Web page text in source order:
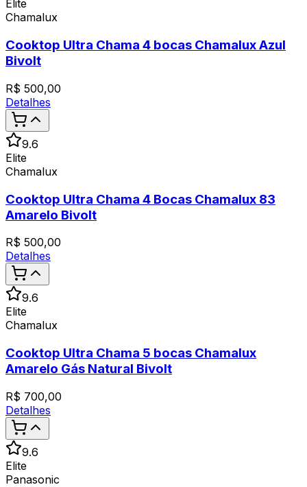
Elite
Chamalux
Cooktop Ultra Chama 4 bocas Chamalux Azul
Bivolt
R$ 500,00
Detalhes
9.6
Elite
Chamalux
Cooktop Ultra Chama 4 Bocas Chamalux 83
Amarelo Bivolt
R$ 500,00
Detalhes
9.6
Elite
Chamalux
Cooktop Ultra Chama 5 bocas Chamalux
Amarelo Gás Natural Bivolt
R$ 700,00
Detalhes
9.6
Elite
Panasonic